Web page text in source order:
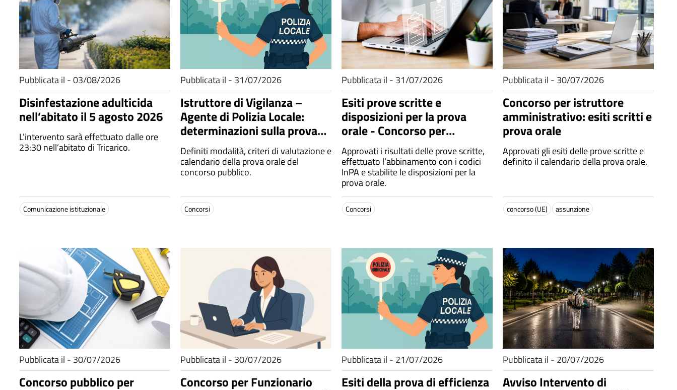
Pubblicata il - 03/08/2026
Disinfestazione adulticida
nell’abitato il 5 agosto 2026
L’intervento sarà effettuato dalle ore
23:30 nell’abitato di Tricarico.
Comunicazione istituzionale
Pubblicata il - 31/07/2026
Istruttore di Vigilanza –
Agente di Polizia Locale:
determinazioni sulla prova
orale
Definiti modalità, criteri di valutazione e
calendario della prova orale del
concorso pubblico.
Concorsi
Pubblicata il - 31/07/2026
Esiti prove scritte e
disposizioni per la prova
orale - Concorso per
Istruttore contabile a tempo
indeterminato
Approvati i risultati delle prove scritte,
effettuato l’abbinamento con i codici
InPA e stabilite le disposizioni per la
prova orale.
Concorsi
Pubblicata il - 30/07/2026
Concorso per istruttore
amministrativo: esiti scritti e
prova orale
Approvati gli esiti delle prove scritte e
definito il calendario della prova orale.
concorso (UE) assunzione
Pubblicata il - 30/07/2026
Concorso pubblico per
Pubblicata il - 30/07/2026
Concorso per Funzionario
Pubblicata il - 21/07/2026
Esiti della prova di efficienza
Pubblicata il - 20/07/2026
Avviso Intervento di